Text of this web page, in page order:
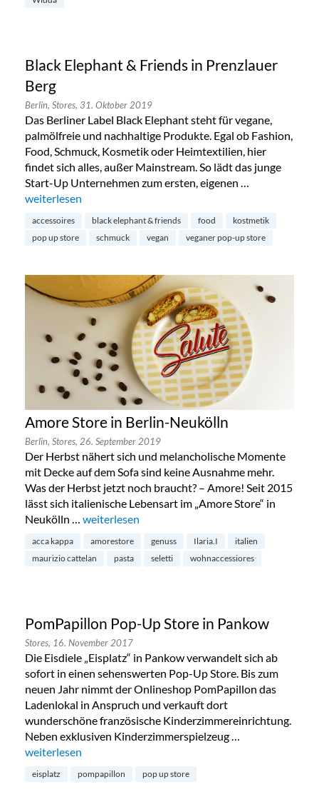
Black Elephant & Friends in Prenzlauer
Berg
Berlin, Stores, 31. Oktober 2019
Das Berliner Label Black Elephant steht für vegane,
palmölfreie und nachhaltige Produkte. Egal ob Fashion,
Food, Schmuck, Kosmetik oder Heimtextilien, hier
findet sich alles, außer Mainstream. So lädt das junge
Start-Up Unternehmen zum ersten, eigenen …
„Black Elephant & Friends in Prenzlauer Berg“
weiterlesen
accessoires black elephant & friends food
kostmetik
pop up store
schmuck vegan veganer pop-up store
Amore Store in Berlin-Neukölln
Berlin, Stores, 26. September 2019
Der Herbst nähert sich und melancholische Momente
mit Decke auf dem Sofa sind keine Ausnahme mehr.
Was der Herbst jetzt noch braucht? – Amore! Seit 2015
lässt sich italienische Lebensart im „Amore Store“ in
Neukölln … „Amore Store in Berlin-Neukölln“
weiterlesen
acca kappa amorestore genuss Ilaria.I
italien
maurizio cattelan
pasta seletti wohnaccessiores
PomPapillon Pop-Up Store in Pankow
Stores, 16. November 2017
Die Eisdiele „Eisplatz“ in Pankow verwandelt sich ab
sofort in einen sehenswerten Pop-Up Store. Bis zum
neuen Jahr nimmt der Onlineshop PomPapillon das
Ladenlokal in Anspruch und verkauft dort
wunderschöne französische Kinderzimmereinrichtung.
Neben exklusiven Kinderzimmerspielzeug …
„PomPapillon Pop-Up Store in Pankow“
weiterlesen
eisplatz pompapillon pop up store